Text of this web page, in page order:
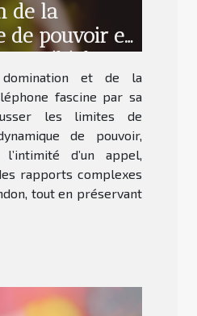
de la
de pouvoir en
par téléphone
domination et de la
fascine par sa
les limites de
de pouvoir,
d’un appel,
rapports complexes
tout en préservant